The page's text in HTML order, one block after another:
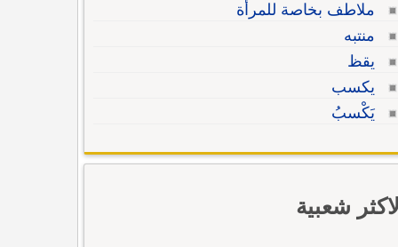
ملاطف بخاصة للمرأة
منتبه
يقظ
يكسب
يَكْسبُ
الاكثر شعبية